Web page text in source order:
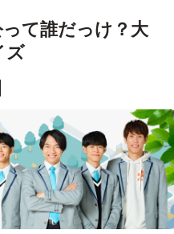
って誰だっけ？大
ズ